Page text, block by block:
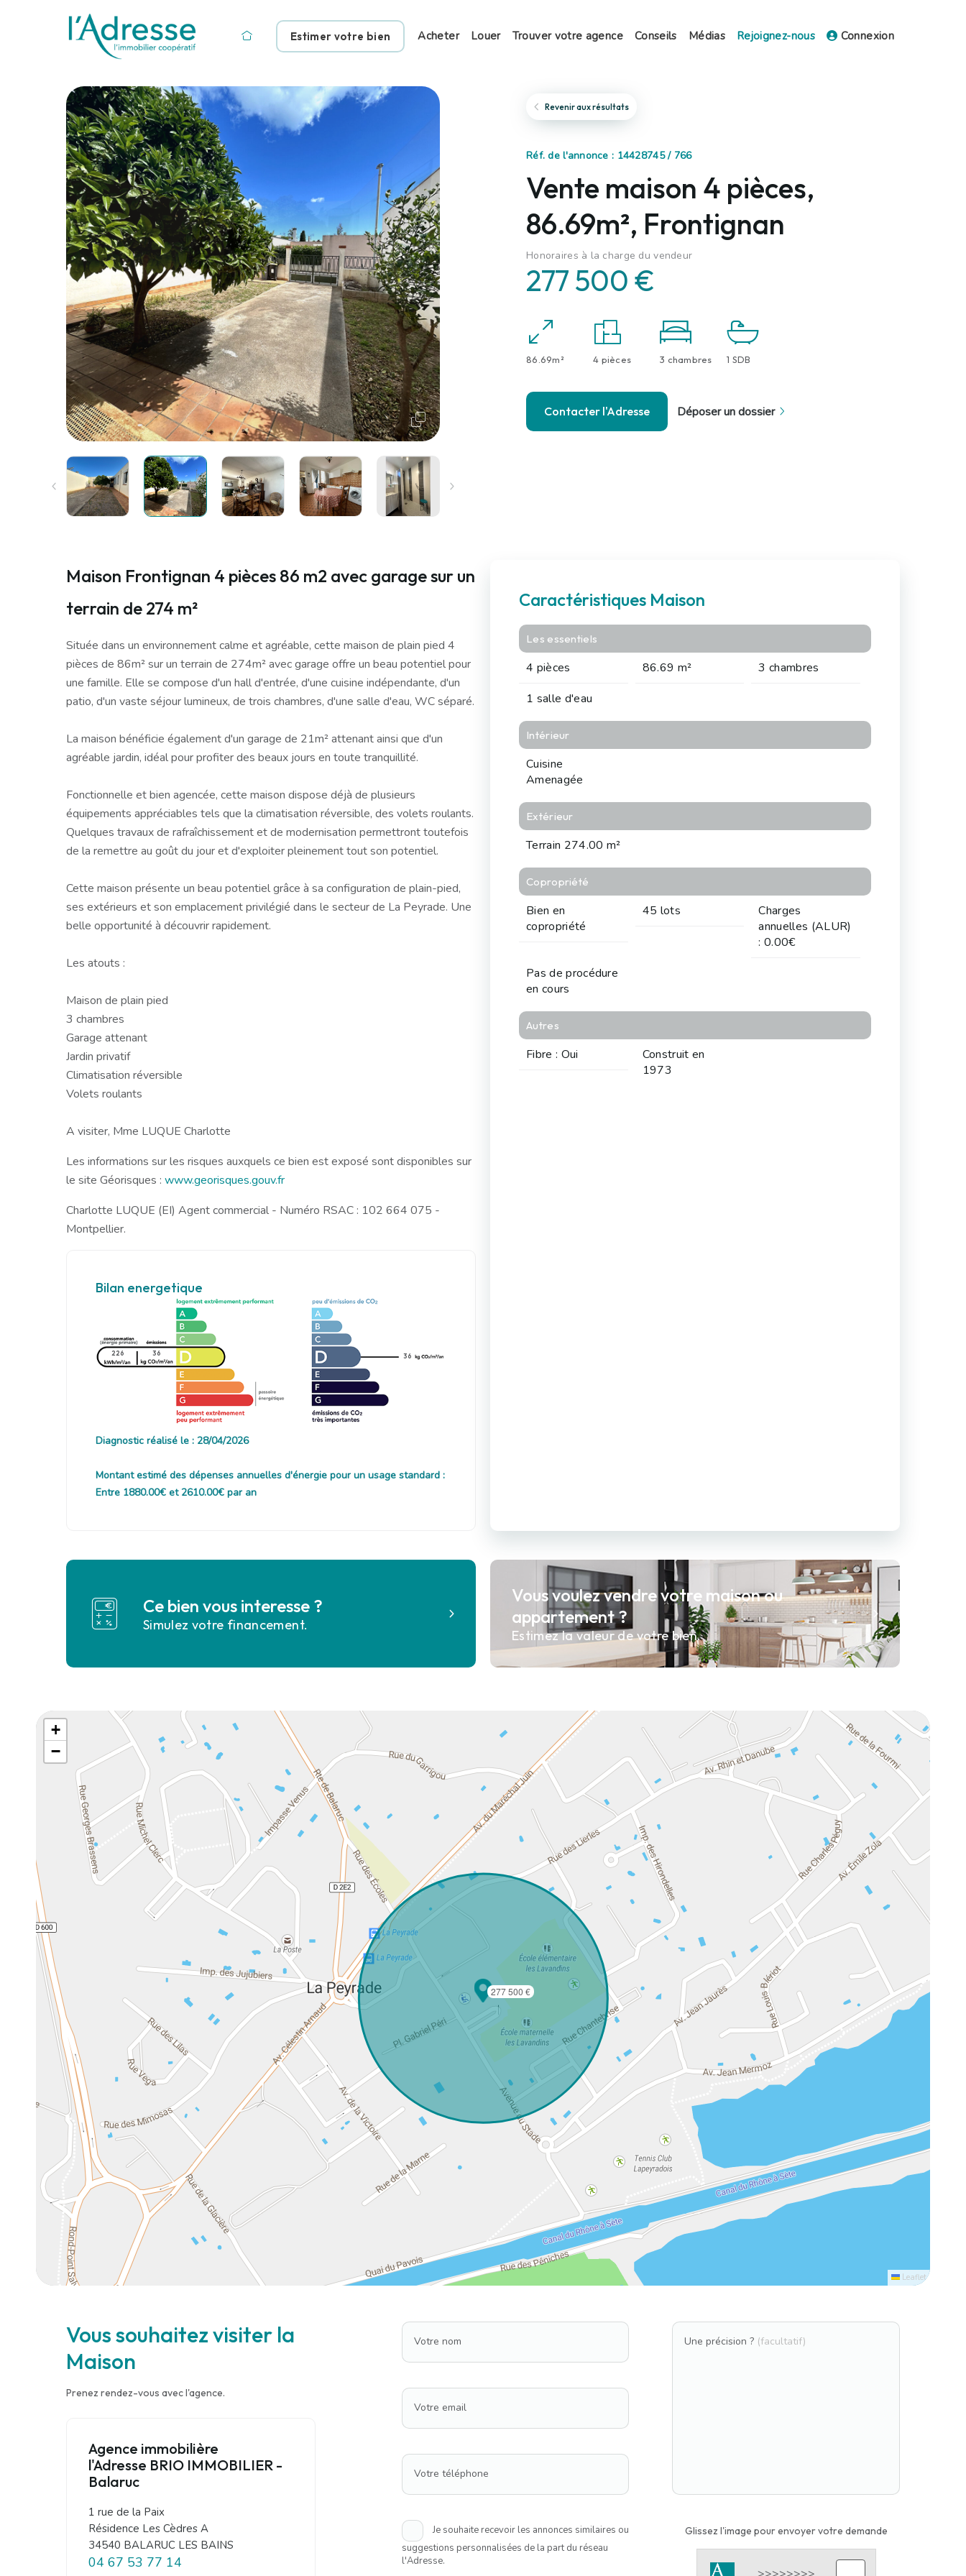
Estimer votre bien Acheter Louer Trouver votre agence Conseils Médias Rejoignez-nous Connexion
Revenir aux résultats
Réf. de l'annonce : 14428745 / 766
Vente maison 4 pièces,
86.69m², Frontignan
Honoraires à la charge du vendeur
277 500 €
86.69m² 4 pièces 3 chambres 1 SDB
Contacter l'Adresse Déposer un dossier
Maison Frontignan 4 pièces 86 m2 avec garage sur un
terrain de 274 m²
Située dans un environnement calme et agréable, cette maison de plain pied 4
pièces de 86m² sur un terrain de 274m² avec garage offre un beau potentiel pour
une famille. Elle se compose d'un hall d'entrée, d'une cuisine indépendante, d'un
patio, d'un vaste séjour lumineux, de trois chambres, d'une salle d'eau, WC séparé.
La maison bénéficie également d'un garage de 21m² attenant ainsi que d'un
agréable jardin, idéal pour profiter des beaux jours en toute tranquillité.
Fonctionnelle et bien agencée, cette maison dispose déjà de plusieurs
équipements appréciables tels que la climatisation réversible, des volets roulants.
Quelques travaux de rafraîchissement et de modernisation permettront toutefois
de la remettre au goût du jour et d'exploiter pleinement tout son potentiel.
Cette maison présente un beau potentiel grâce à sa configuration de plain-pied,
ses extérieurs et son emplacement privilégié dans le secteur de La Peyrade. Une
belle opportunité à découvrir rapidement.
Les atouts :
Maison de plain pied
3 chambres
Garage attenant
Jardin privatif
Climatisation réversible
Volets roulants
A visiter, Mme LUQUE Charlotte
Les informations sur les risques auxquels ce bien est exposé sont disponibles sur
le site Géorisques : www.georisques.gouv.fr
Charlotte LUQUE (EI) Agent commercial - Numéro RSAC : 102 664 075 -
Montpellier.
Bilan energetique
226 36 36
Diagnostic réalisé le : 28/04/2026
Montant estimé des dépenses annuelles d'énergie pour un usage standard :
Entre 1880.00€ et 2610.00€ par an
Caractéristiques Maison
Les essentiels
4 pièces 86.69 m²
3 chambres
1 salle d'eau
Intérieur
Cuisine
Amenagée
Extérieur
Terrain 274.00 m²
Copropriété
Bien en
copropriété
45 lots
Charges
annuelles (ALUR)
: 0.00€
Pas de procédure
en cours
Autres
Fibre : Oui
Construit en
1973
Ce bien vous interesse ?
Simulez votre financement.
Vous voulez vendre votre maison ou
appartement ?
Estimez la valeur de votre bien.
277 500 €
+
−
Leaflet
Vous souhaitez visiter la
Maison
Prenez rendez-vous avec l'agence.
Agence immobilière
l'Adresse BRIO IMMOBILIER -
Balaruc
1 rue de la Paix
Résidence Les Cèdres A
34540 BALARUC LES BAINS
04 67 53 77 14
Votre nom
Votre email
Votre téléphone
Je souhaite recevoir les annonces similaires ou
suggestions personnalisées de la part du réseau
l'Adresse.
Une précision ? (facultatif)
Glissez l'image pour envoyer votre demande